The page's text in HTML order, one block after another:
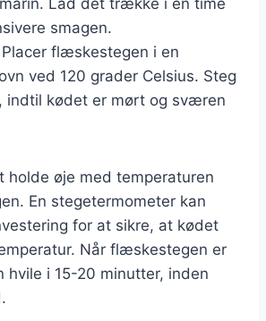
smagen.
flæskestegen i en
ved 120 grader Celsius. Steg
indtil kødet er mørt og sværen
holde øje med temperaturen
En stegetermometer kan
for at sikre, at kødet
Når flæskestegen er
i 15-20 minutter, inden